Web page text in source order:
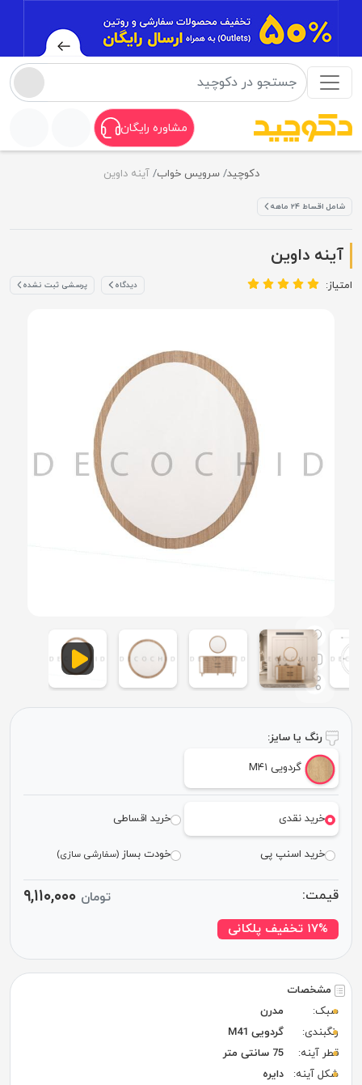
مشاوره رایگان
دکوچید سرویس خواب آینه داوین
شامل اقساط ۲۴ ماهه
آینه داوین
امتیاز: دیدگاه پرسشی ثبت نشده
مشخصات
سبک:
مدرن
رنگبندی:
گردویی M41
قطر آینه:
75 سانتی متر
شکل آینه:
دایره
رنگ یا سایز:
گردویی M۴۱
خرید نقدی خرید اقساطی
خرید اسنپ پی خودت بساز(سفارشی سازی)
قیمت: تومان ۹,۱۱۰,۰۰۰
۱۷% تخفیف پلکانی